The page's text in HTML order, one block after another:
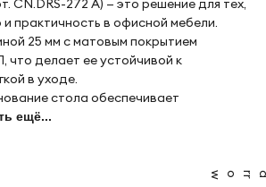
CN.DRS-272 A) — это решение для тех,
и практичность в офисной мебели.
25 мм с матовым покрытием
что делает ее устойчивой к
в уходе.
стола обеспечивает
ещё...